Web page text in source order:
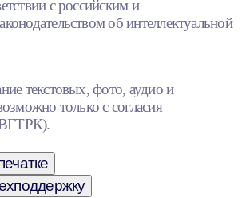
с российским и
об интеллектуальной
текстовых, фото, аудио и
только с согласия